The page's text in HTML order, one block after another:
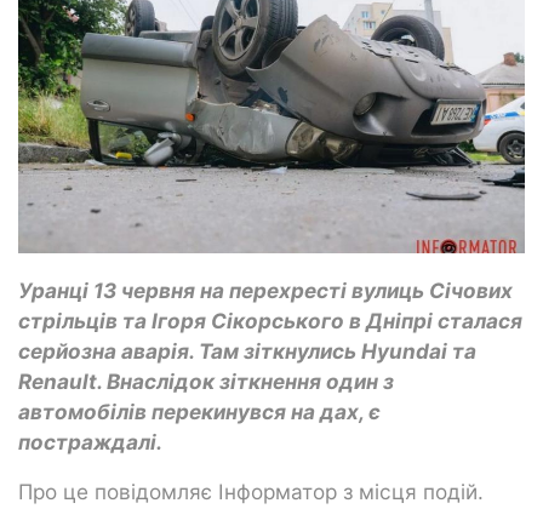
Уранці 13 червня на перехресті вулиць Січових
стрільців та Ігоря Сікорського в Дніпрі сталася
серйозна аварія. Там зіткнулись Hyundai та
Renault. Внаслідок зіткнення один з
автомобілів перекинувся на дах, є
постраждалі.
Про це повідомляє Інформатор з місця подій.